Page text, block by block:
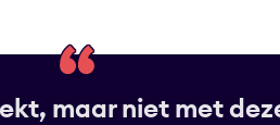
maar niet met